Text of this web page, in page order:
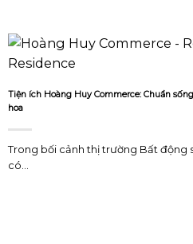
Tiện ích Hoàng Huy Commerce: Chuẩn
hoa
Trong bối cảnh thị trường Bất động
có...